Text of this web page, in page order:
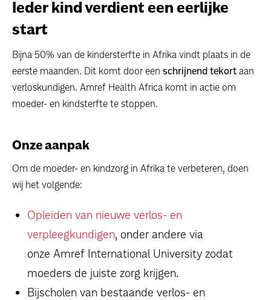
Ieder kind verdient een eerlijke
start
Bijna 50% van de kindersterfte in Afrika vindt plaats in de
eerste maanden. Dit komt door een schrijnend tekort aan
verloskundigen. Amref Health Africa komt in actie om
moeder- en kindsterfte te stoppen.
Onze aanpak
Om de moeder- en kindzorg in Afrika te verbeteren, doen
wij het volgende:
Opleiden van nieuwe verlos- en
verpleegkundigen, onder andere via
onze Amref International University zodat
moeders de juiste zorg krijgen.
Bijscholen van bestaande verlos- en